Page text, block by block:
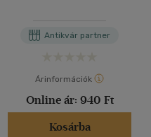
Antikvár partner
Árinformációk
Online ár: 940 Ft
Kosárba